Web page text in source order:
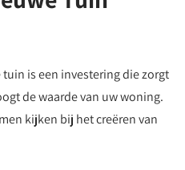
is een investering die zorgt
de waarde van uw woning.
kijken bij het creëren van